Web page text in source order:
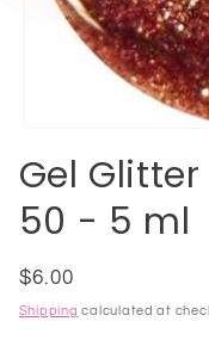
1
in
modal
Gel
50 - 5 ml
Regular
price
$6.00
Shipping calculated at